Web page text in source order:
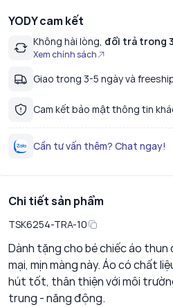
YODY cam kết
Không hài lòng, đổi trả trong
Xem chính sách
Giao trong 3-5 ngày và
Cam kết bảo mật thông tin
Cần tư vấn thêm? Chat ngay!
Chi tiết sản phẩm
TSK6254-TRA-10
Dành tặng cho bé chiếc áo thun
mại, mịn màng này. Áo có chất
hút tốt, thân thiện với môi
trung - năng động.